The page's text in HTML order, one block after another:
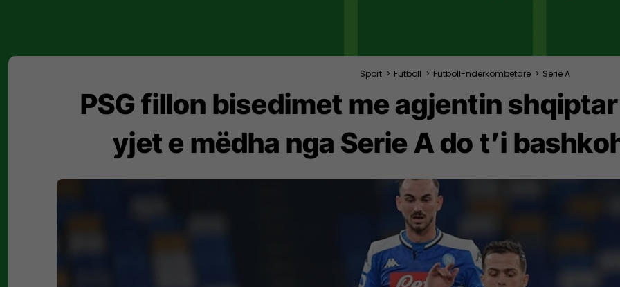
Sport > Futboll > Futboll-nderkombetare > Serie A
PSG fillon bisedimet me agjentin
yjet e mëdha nga Serie A do t’i